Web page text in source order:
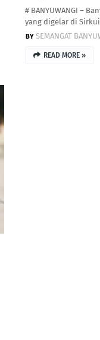
# BANYUWANGI –
yang digelar di
SEMANGAT
READ MORE »